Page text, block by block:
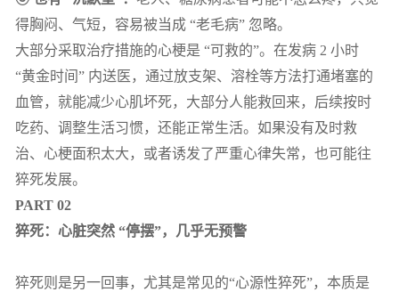
得胸闷、气短，容易被当成 “老毛病” 忽略。
大部分采取治疗措施的心梗是 “可救的”。在发病 2 小时
“黄金时间” 内送医，通过放支架、溶栓等方法打通堵塞的
血管，就能减少心肌坏死，大部分人能救回来，后续按时
吃药、调整生活习惯，还能正常生活。如果没有及时救
治、心梗面积太大，或者诱发了严重心律失常，也可能往
猝死发展。
PART 02
猝死：心脏突然 “停摆”，几乎无预警
猝死则是另一回事，尤其是常见的“心源性猝死”，本质是